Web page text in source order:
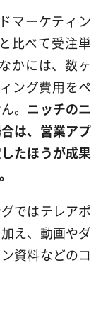
マーケティン
比べて受注単
かには、数ヶ
ング費用をペ
。 ニッチのニ
は、営業アプ
たほうが成果
ではテレアポ
え、動画やダ
資料などのコ